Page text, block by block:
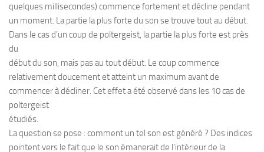
quelques millisecondes) commence fortement et décline pendant
un moment. La partie la plus forte du son se trouve tout au début.
Dans le cas d’un coup de poltergeist, la partie la plus forte est près
du
début du son, mais pas au tout début. Le coup commence
relativement doucement et atteint un maximum avant de
commencer à décliner. Cet effet a été observé dans les 10 cas de
poltergeist
étudiés.
La question se pose : comment un tel son est généré ? Des indices
pointent vers le fait que le son émanerait de l’intérieur de la